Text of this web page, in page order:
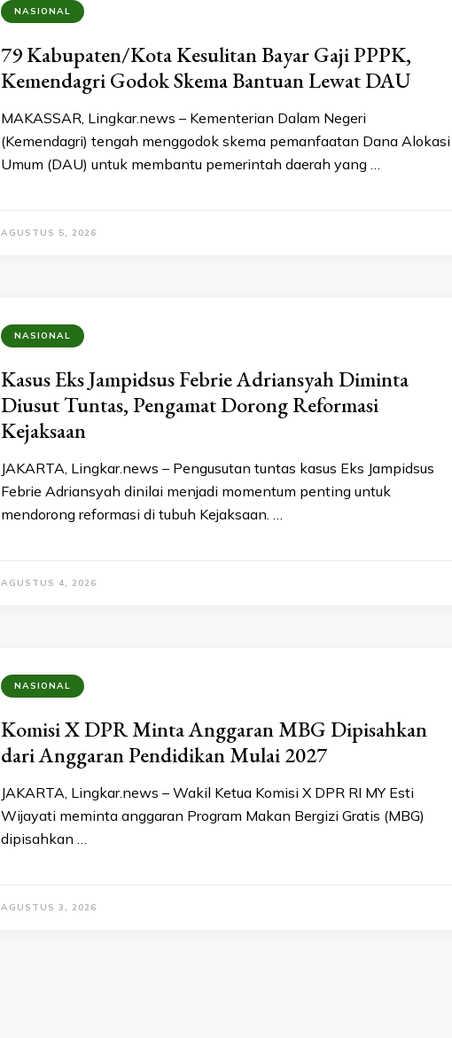
NASIONAL
79 Kabupaten/Kota Kesulitan Bayar Gaji PPPK,
Kemendagri Godok Skema Bantuan Lewat DAU
MAKASSAR, Lingkar.news – Kementerian Dalam Negeri
(Kemendagri) tengah menggodok skema pemanfaatan Dana Alokasi
Umum (DAU) untuk membantu pemerintah daerah yang …
AGUSTUS 5, 2026
NASIONAL
Kasus Eks Jampidsus Febrie Adriansyah Diminta
Diusut Tuntas, Pengamat Dorong Reformasi
Kejaksaan
JAKARTA, Lingkar.news – Pengusutan tuntas kasus Eks Jampidsus
Febrie Adriansyah dinilai menjadi momentum penting untuk
mendorong reformasi di tubuh Kejaksaan. …
AGUSTUS 4, 2026
NASIONAL
Komisi X DPR Minta Anggaran MBG Dipisahkan
dari Anggaran Pendidikan Mulai 2027
JAKARTA, Lingkar.news – Wakil Ketua Komisi X DPR RI MY Esti
Wijayati meminta anggaran Program Makan Bergizi Gratis (MBG)
dipisahkan …
AGUSTUS 3, 2026